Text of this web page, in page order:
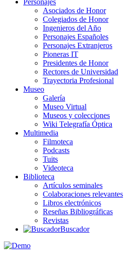
Personajes
Asociados de Honor
Colegiados de Honor
Ingenieros del Año
Personajes Españoles
Personajes Extranjeros
Pioneras IT
Presidentes de Honor
Rectores de Universidad
Trayectoria Profesional
Museo
Galería
Museo Virtual
Museos y colecciones
Wiki Telegrafía Óptica
Multimedia
Filmoteca
Podcasts
Tuits
Videoteca
Biblioteca
Artículos seminales
Colaboraciones relevantes
Libros electrónicos
Reseñas Bibliográficas
Revistas
Buscador